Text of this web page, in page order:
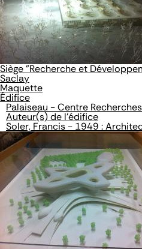
Siège "Recherche et
Saclay
Maquette
Édifice
Palaiseau - Centre
Auteur(s) de l'édifice
Soler, Francis - 1949 :